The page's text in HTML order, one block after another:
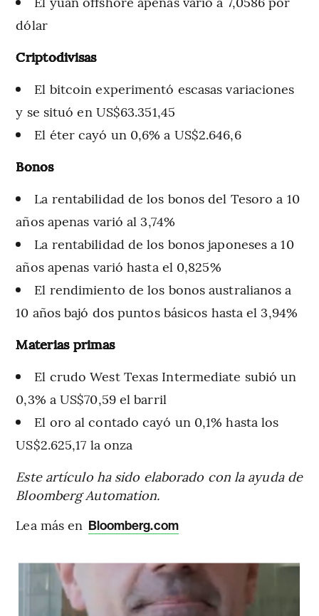
dólar
Criptodivisas
El bitcoin experimentó escasas variaciones
y se situó en US$63.351,45
El éter cayó un 0,6% a US$2.646,6
Bonos
La rentabilidad de los bonos del Tesoro a 10
años apenas varió al 3,74%
La rentabilidad de los bonos japoneses a 10
años apenas varió hasta el 0,825%
El rendimiento de los bonos australianos a
10 años bajó dos puntos básicos hasta el 3,94%
Materias primas
El crudo West Texas Intermediate subió un
0,3% a US$70,59 el barril
El oro al contado cayó un 0,1% hasta los
US$2.625,17 la onza
Este artículo ha sido elaborado con la ayuda de
Bloomberg Automation.
Lea más en Bloomberg.com